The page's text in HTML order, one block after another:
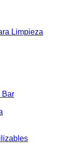
Limpieza
Bar